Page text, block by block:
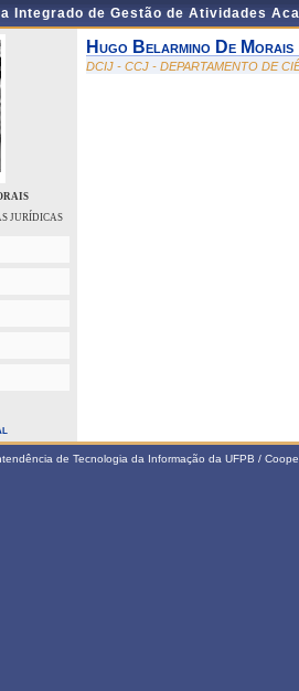
Integrado de Gestão de Atividades
JURÍDICAS
Hugo Belarmino De Morais
DCIJ - CCJ - DEPARTAMENTO DE
de Tecnologia da Informação da UFPB /